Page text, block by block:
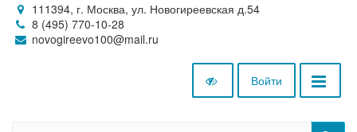
111394, г. Москва, ул. Новогиреевская д.54
8 (495) 770-10-28
novogireevo100@mail.ru
Войти